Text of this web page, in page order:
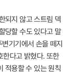
되지 않고 스트림 덱
당할 수도 있다고 말
기기에서 손을 떼지
한다고 밝혔다. 또한
적용할 수 있는 원칙